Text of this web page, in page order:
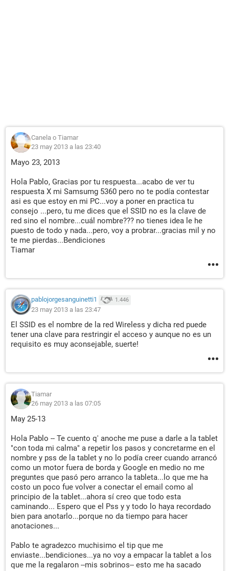
Canela o Tiamar
23 may 2013 a las 23:40
Mayo 23, 2013
Hola Pablo, Gracias por tu respuesta...acabo de ver tu
respuesta X mi Samsumg 5360 pero no te podía contestar
asi es que estoy en mi PC...voy a poner en practica tu
consejo ...pero, tu me dices que el SSID no es la clave de
red sino el nombre...cuál nombre??? no tienes idea le he
puesto de todo y nada...pero, voy a probrar...gracias mil y no
te me pierdas...Bendiciones
Tiamar
pablojorgesanguinetti1 1.446
23 may 2013 a las 23:47
El SSID es el nombre de la red Wireless y dicha red puede
tener una clave para restringir el acceso y aunque no es un
requisito es muy aconsejable, suerte!
Tiamar
26 may 2013 a las 07:05
May 25-13
Hola Pablo -- Te cuento q' anoche me puse a darle a la tablet
"con toda mi calma" a repetir los pasos y concretarme en el
nombre y pss de la tablet y no lo podía creer cuando arrancó
como un motor fuera de borda y Google en medio no me
preguntes que pasó pero arranco la tableta...lo que me ha
costo un poco fue volver a conectar el email como al
principio de la tablet...ahora sí creo que todo esta
caminando... Espero que el Pss y y todo lo haya recordado
bien para anotarlo...porque no da tiempo para hacer
anotaciones...
Pablo te agradezco muchisimo el tip que me
enviaste...bendiciones...ya no voy a empacar la tablet a los
que me la regalaron --mis sobrinos-- esto me ha sacado